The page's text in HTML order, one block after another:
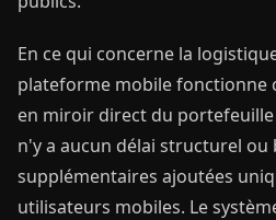
En ce qui concerne la
plateforme mobile fonctionne
en miroir direct du
n'y a aucun délai structurel
supplémentaires ajoutées
utilisateurs mobiles. Le